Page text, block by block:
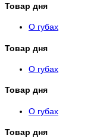
Товар дня
О губах
Товар дня
О губах
Товар дня
О губах
Товар дня